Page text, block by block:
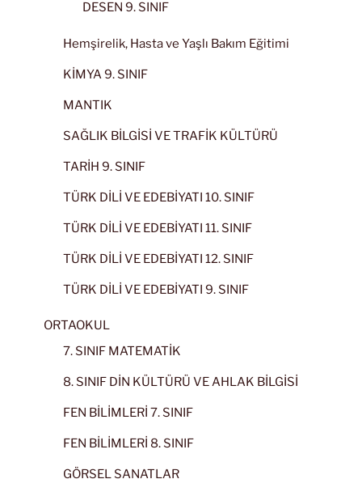
DESEN 9. SINIF
Hemşirelik, Hasta ve Yaşlı Bakım Eğitimi
KİMYA 9. SINIF
MANTIK
SAĞLIK BİLGİSİ VE TRAFİK KÜLTÜRÜ
TARİH 9. SINIF
TÜRK DİLİ VE EDEBİYATI 10. SINIF
TÜRK DİLİ VE EDEBİYATI 11. SINIF
TÜRK DİLİ VE EDEBİYATI 12. SINIF
TÜRK DİLİ VE EDEBİYATI 9. SINIF
ORTAOKUL
7. SINIF MATEMATİK
8. SINIF DİN KÜLTÜRÜ VE AHLAK BİLGİSİ
FEN BİLİMLERİ 7. SINIF
FEN BİLİMLERİ 8. SINIF
GÖRSEL SANATLAR